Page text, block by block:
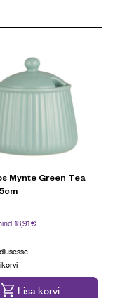
Mynte Green Tea
18,91€
Lisa korvi